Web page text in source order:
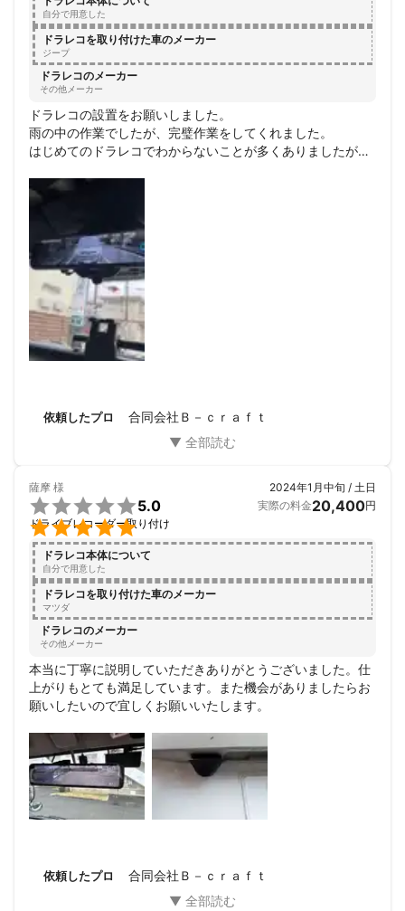
自分で用意した
ドラレコを取り付けた車のメーカー
ジープ
ドラレコのメーカー
その他メーカー
ドラレコの設置をお願いしました。
雨の中の作業でしたが、完璧作業をしてくれました。
はじめてのドラレコでわからないことが多くありましたが、
また、車での電装関連はお願いしたいと思います。ありがと
雨の中すみませんでした。助かりました。
依頼したプロ 合同会社Ｂ－ｃｒａｆｔ
薩摩 様


5.0
ドライブレコーダー取り付け
2024年1月中旬 / 土日
実際の料金20,400円
ドラレコ本体について
自分で用意した
ドラレコを取り付けた車のメーカー
マツダ
ドラレコのメーカー
その他メーカー
本当に丁寧に説明していただきありがとうございました。仕
上がりもとても満足しています。また機会がありましたらお
願いしたいので宜しくお願いいたします。
依頼したプロ 合同会社Ｂ－ｃｒａｆｔ